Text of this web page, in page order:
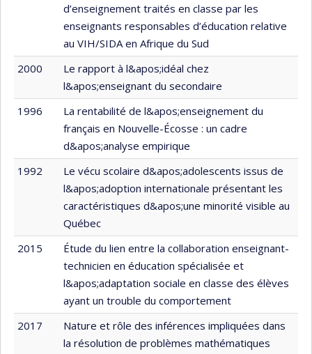
d’enseignement traités en classe par les
enseignants responsables d’éducation relative
au VIH/SIDA en Afrique du Sud
2000
Le rapport à l&apos;idéal chez
l&apos;enseignant du secondaire
1996
La rentabilité de l&apos;enseignement du
français en Nouvelle-Écosse : un cadre
d&apos;analyse empirique
1992
Le vécu scolaire d&apos;adolescents issus de
l&apos;adoption internationale présentant les
caractéristiques d&apos;une minorité visible au
Québec
2015
Étude du lien entre la collaboration enseignant-
technicien en éducation spécialisée et
l&apos;adaptation sociale en classe des élèves
ayant un trouble du comportement
2017
Nature et rôle des inférences impliquées dans
la résolution de problèmes mathématiques